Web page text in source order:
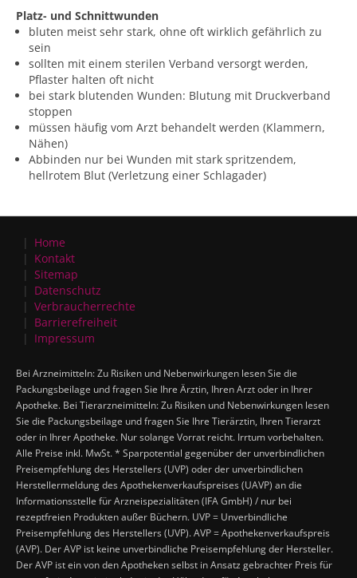
Platz- und Schnittwunden
bluten meist sehr stark, ohne oft wirklich gefährlich zu
sein
sollten mit einem sterilen Verband versorgt werden,
Pflaster halten oft nicht
bei stark blutenden Wunden: Blutung mit Druckverband
stoppen
müssen häufig vom Arzt behandelt werden (Klammern,
Nähen)
Abbinden nur bei Wunden mit stark spritzendem,
hellrotem Blut (Verletzung einer Schlagader)
Home
Kontakt
Sitemap
Datenschutz
Verbraucherrechte
Barrierefreiheit
Impressum
Bei Arzneimitteln: Zu Risiken und Nebenwirkungen lesen Sie die
Packungsbeilage und fragen Sie Ihre Ärztin, Ihren Arzt oder in Ihrer
Apotheke. Bei Tierarzneimitteln: Zu Risiken und Nebenwirkungen lesen
Sie die Packungsbeilage und fragen Sie Ihre Tierärztin, Ihren Tierarzt
oder in Ihrer Apotheke. Nur solange Vorrat reicht. Irrtum vorbehalten.
Alle Preise inkl. MwSt. * Sparpotential gegenüber der unverbindlichen
Preisempfehlung des Herstellers (UVP) oder der unverbindlichen
Herstellermeldung des Apothekenverkaufspreises (UAVP) an die
Informationsstelle für Arzneispezialitäten (IFA GmbH) / nur bei
rezeptfreien Produkten außer Büchern. UVP = Unverbindliche
Preisempfehlung des Herstellers (UVP). AVP = Apothekenverkaufspreis
(AVP). Der AVP ist keine unverbindliche Preisempfehlung der Hersteller.
Der AVP ist ein von den Apotheken selbst in Ansatz gebrachter Preis für